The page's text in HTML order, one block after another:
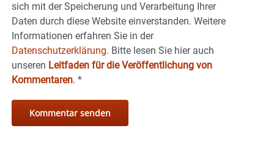
sich mit der Speicherung und Verarbeitung Ihrer
Daten durch diese Website einverstanden. Weitere
Informationen erfahren Sie in der
Datenschutzerklärung. Bitte lesen Sie hier auch
unseren Leitfaden für die Veröffentlichung von
Kommentaren. *